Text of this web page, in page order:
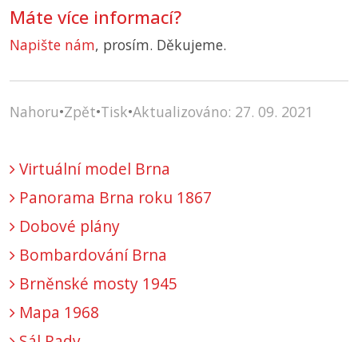
Máte více informací?
Napište nám, prosím. Děkujeme.
Nahoru•Zpět•Tisk•Aktualizováno: 27. 09. 2021
Virtuální model Brna
Panorama Brna roku 1867
Dobové plány
Bombardování Brna
Brněnské mosty 1945
Mapa 1968